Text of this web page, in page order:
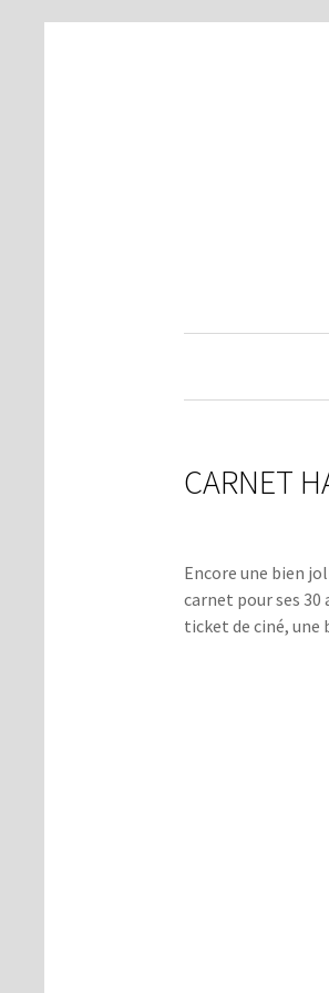
CARNET
Encore une bien
carnet pour ses
ticket de ciné, une